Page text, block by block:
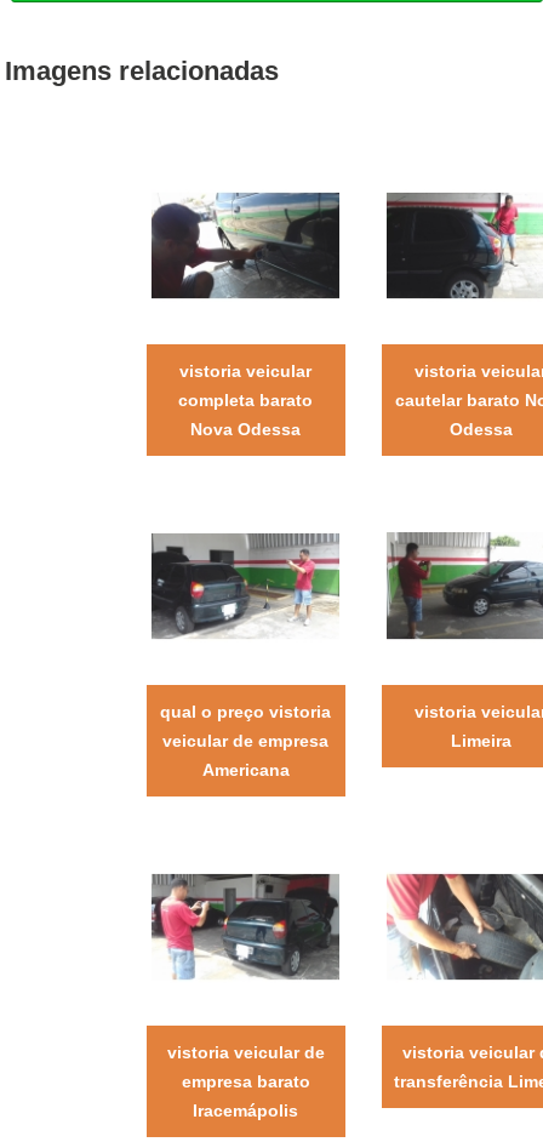
Imagens relacionadas
vistoria veicular
completa barato
Nova Odessa
vistoria
cautelar barato
Odessa
qual o preço vistoria
veicular de empresa
Americana
vistoria
Limeira
vistoria veicular de
empresa barato
Iracemápolis
vistoria veicular
transferência